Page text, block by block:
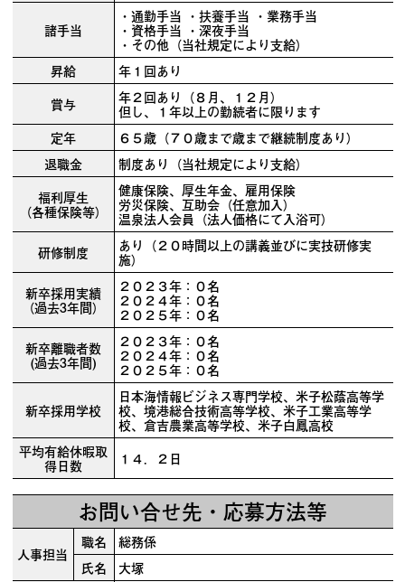
諸手当
・通勤手当 ・扶養手当 ・業務手当
・資格手当 ・深夜手当
・その他（当社規定により支給）
昇給
年１回あり
賞与
年２回あり（８月、１２月）
但し、１年以上の勤続者に限ります
定年
６５歳（７０歳まで歳まで継続制度あり）
退職金
制度あり（当社規定により支給）
福利厚生
（各種保険等）
健康保険、厚生年金、雇用保険
労災保険、互助会（任意加入）
温泉法人会員（法人価格にて入浴可）
研修制度
あり（２０時間以上の講義並びに実技研修実
施）
新卒採用実績
（過去3年間）
２０２３年：０名
２０２４年：０名
２０２５年：０名
新卒離職者数
(過去3年間)
２０２３年：０名
２０２４年：０名
２０２５年：０名
新卒採用学校
日本海情報ビジネス専門学校、米子松蔭高等学
校、境港総合技術高等学校、米子工業高等学
校、倉吉農業高等学校、米子白鳳高校
平均有給休暇取
得日数 １４．２日
お問い合せ先・応募方法等
人事担当
職名
総務係
氏名
大塚